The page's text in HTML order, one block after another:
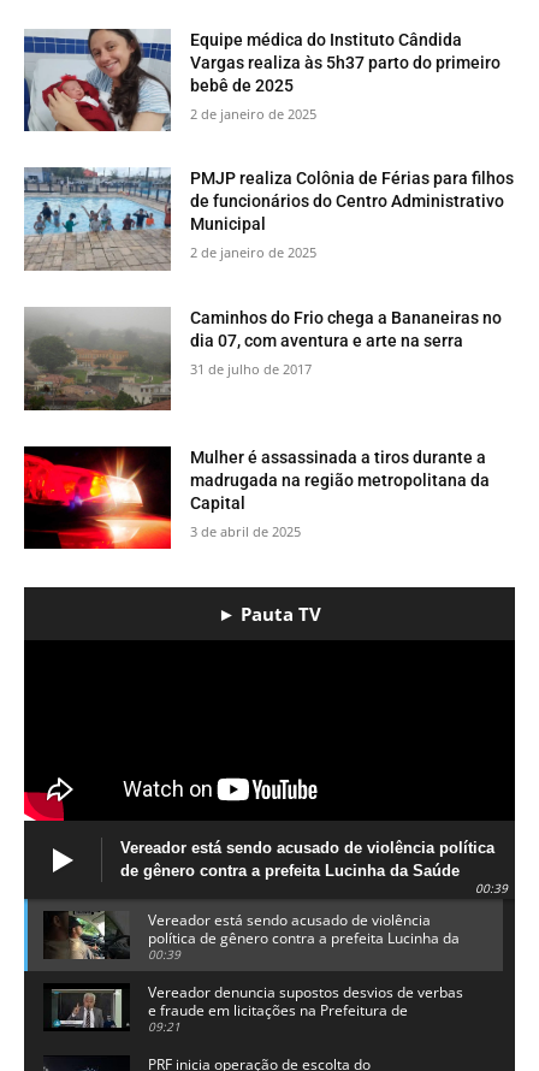
Equipe médica do Instituto Cândida
Vargas realiza às 5h37 parto do primeiro
bebê de 2025
2 de janeiro de 2025
PMJP realiza Colônia de Férias para filhos
de funcionários do Centro Administrativo
Municipal
2 de janeiro de 2025
​Caminhos do Frio chega a Bananeiras no
dia 07, com aventura e arte na serra
31 de julho de 2017
Mulher é assassinada a tiros durante a
madrugada na região metropolitana da
Capital
3 de abril de 2025
► Pauta TV
Vereador está sendo acusado de violência política
de gênero contra a prefeita Lucinha da Saúde
00:39
Vereador está sendo acusado de violência
política de gênero contra a prefeita Lucinha da
Saúde
00:39
Vereador denuncia supostos desvios de verbas
e fraude em licitações na Prefeitura de
Alhandra
09:21
PRF inicia operação de escolta do